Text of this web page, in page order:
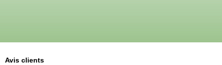
Avis clients